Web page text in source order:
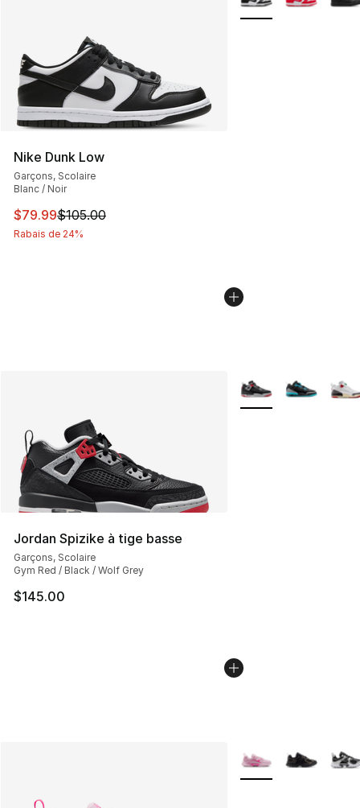
Nike Dunk Low
Garçons, Scolaire
Blanc / Noir
Cet article est en solde. Le prix est passé de $105.00 à
$79.99$105.00
Rabais de 24%
Jordan Spizike à tige basse
Garçons, Scolaire
Gym Red / Black / Wolf Grey
$145.00
Plus de couleurs
Plus de couleurs